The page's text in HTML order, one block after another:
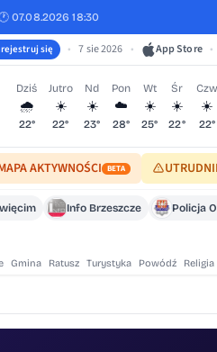
07.08.2026 18:30
się • 7 sie 2026 • App Store •
Dziś
🌧️
22°
Jutro
☀️
22°
Nd
☀️
23°
Pon
☁️
28°
Wt
☀️
25°
Śr
☀️
22°
Czw
☀️
22°
AKTYWNOŚCI BETA
Info Brzeszcze
Policja
Gmina Ratusz Turystyka Powódź Religia